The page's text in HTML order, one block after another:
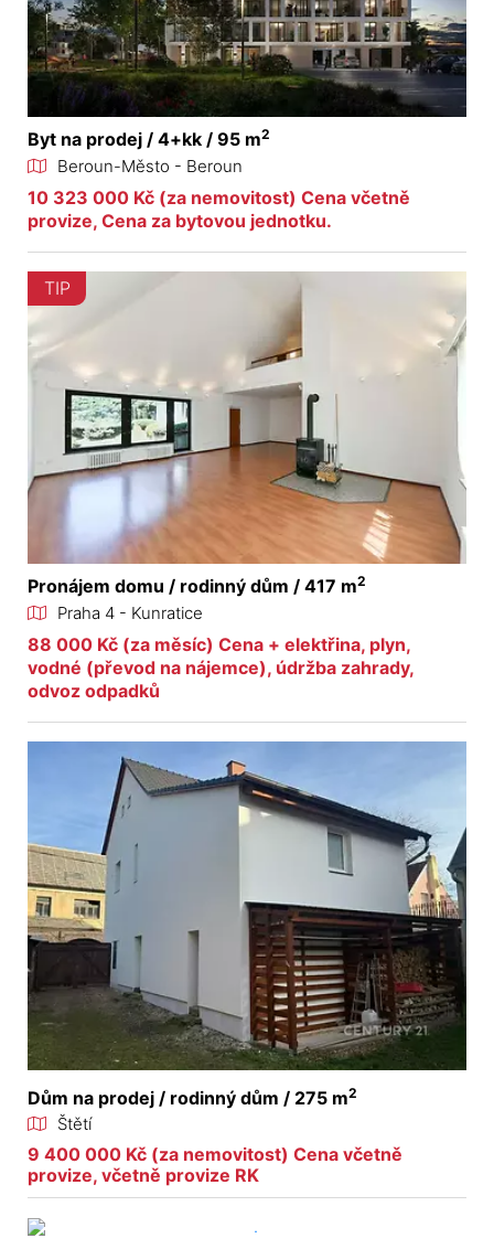
Byt na prodej / 4+kk / 95 m2
Beroun-Město - Beroun
10 323 000 Kč (za nemovitost) Cena včetně
provize, Cena za bytovou jednotku.
TIP
Pronájem domu / rodinný dům / 417 m2
Praha 4 - Kunratice
88 000 Kč (za měsíc) Cena + elektřina, plyn,
vodné (převod na nájemce), údržba zahrady,
odvoz odpadků
Dům na prodej / rodinný dům / 275 m2
Štětí
9 400 000 Kč (za nemovitost) Cena včetně
provize, včetně provize RK